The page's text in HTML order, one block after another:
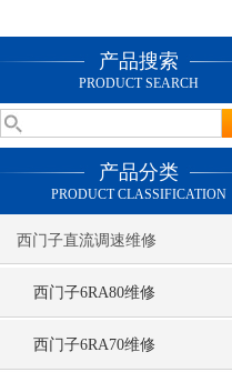
产品搜索
PRODUCT SEARCH
产品分类
PRODUCT CLASSIFICATION
西门子直流调速维修
西门子6RA80维修
西门子6RA70维修